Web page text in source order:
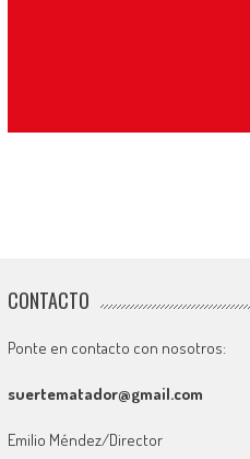
CONTACTO
Ponte en contacto con nosotros:
suertematador@gmail.com
Emilio Méndez/Director